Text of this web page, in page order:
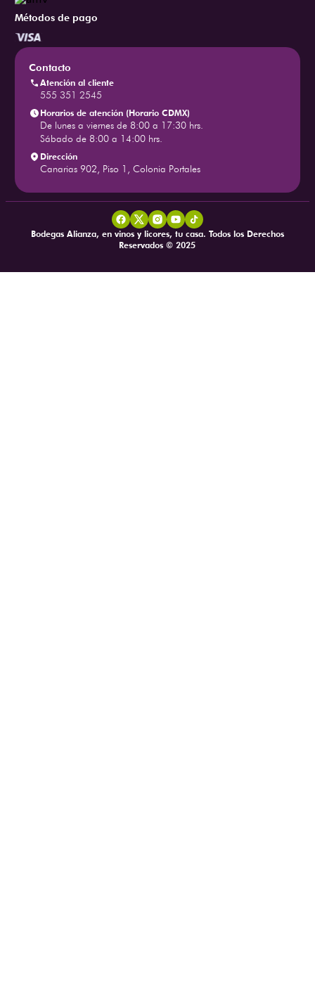
Métodos de pago
Contacto
Atención al cliente
555 351 2545
Horarios de atención (Horario CDMX)
De lunes a viernes de 8:00 a 17:30 hrs.
Sábado de 8:00 a 14:00 hrs.
Dirección
Canarias 902, Piso 1, Colonia Portales
Bodegas Alianza, en vinos y licores, tu casa. Todos los Derechos
Reservados © 2025